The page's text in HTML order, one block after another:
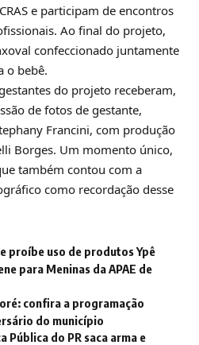
e participam de encontros
Ao final do projeto,
confeccionado juntamente
o bebê.
do projeto receberam,
de fotos de gestante,
Francini, com produção
Borges. Um momento único,
também contou com a
como recordação desse
proíbe uso de produtos Ypê
para Meninas da APAE de
confira a programação
do município
Pública do PR saca arma e